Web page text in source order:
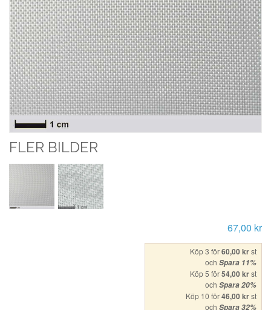
FLER BILDER
67,00 kr
Köp 3 för60,00 krst
och Spara 11%
Köp 5 för54,00 krst
och Spara20%
Köp 10 för46,00 krst
och Spara32%